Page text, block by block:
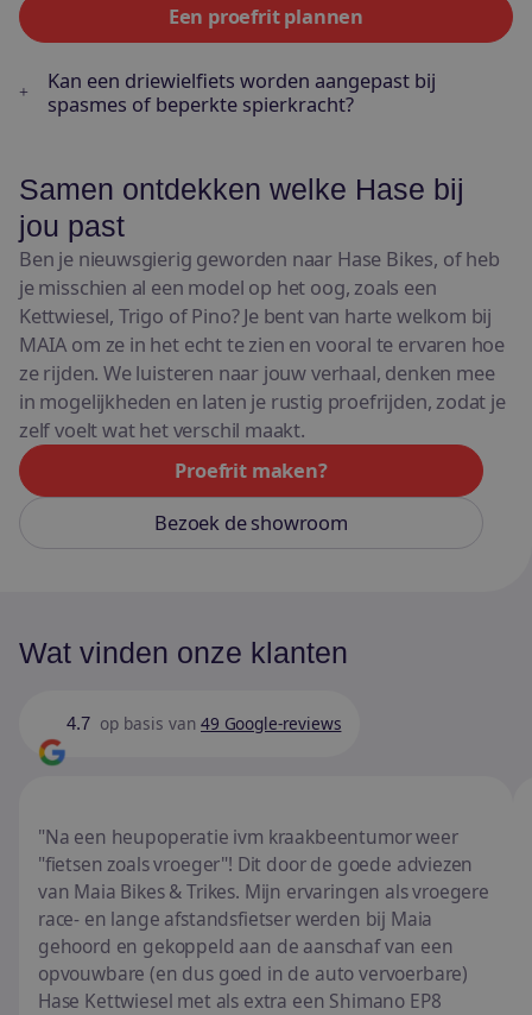
Een proefrit plannen
Kan een driewielfiets worden aangepast bij
spasmes of beperkte spierkracht?
Samen ontdekken welke Hase bij
jou past
Ben je nieuwsgierig geworden naar Hase Bikes, of heb
je misschien al een model op het oog, zoals een
Kettwiesel, Trigo of Pino? Je bent van harte welkom bij
MAIA om ze in het echt te zien en vooral te ervaren hoe
ze rijden. We luisteren naar jouw verhaal, denken mee
in mogelijkheden en laten je rustig proefrijden, zodat je
zelf voelt wat het verschil maakt.
Proefrit maken?
Bezoek de showroom
Wat vinden onze klanten
4.7 op basis van 49 Google-reviews
Na een heupoperatie ivm kraakbeentumor weer
"fietsen zoals vroeger"! Dit door de goede adviezen
van Maia Bikes & Trikes. Mijn ervaringen als vroegere
race- en lange afstandsfietser werden bij Maia
gehoord en gekoppeld aan de aanschaf van een
opvouwbare (en dus goed in de auto vervoerbare)
Hase Kettwiesel met als extra een Shimano EP8